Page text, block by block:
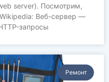
server). Посмотрим,
Веб-сервер —
запросы
Ремонт